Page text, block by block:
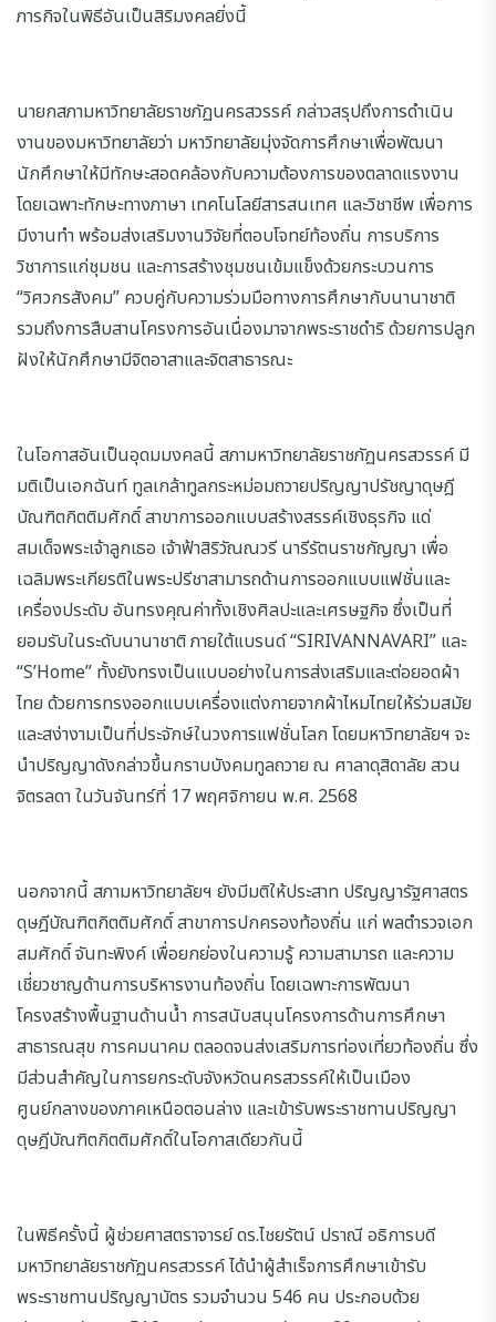
ภารกิจในพิธีอันเป็นสิริมงคลยิ่งนี้
นายกสภามหาวิทยาลัยราชภัฏนครสวรรค์ กล่าวสรุปถึงการดำเนิน
งานของมหาวิทยาลัยว่า มหาวิทยาลัยมุ่งจัดการศึกษาเพื่อพัฒนา
นักศึกษาให้มีทักษะสอดคล้องกับความต้องการของตลาดแรงงาน
โดยเฉพาะทักษะทางภาษา เทคโนโลยีสารสนเทศ และวิชาชีพ เพื่อการ
มีงานทำ พร้อมส่งเสริมงานวิจัยที่ตอบโจทย์ท้องถิ่น การบริการ
วิชาการแก่ชุมชน และการสร้างชุมชนเข้มแข็งด้วยกระบวนการ
“วิศวกรสังคม” ควบคู่กับความร่วมมือทางการศึกษากับนานาชาติ
รวมถึงการสืบสานโครงการอันเนื่องมาจากพระราชดำริ ด้วยการปลูก
ฝังให้นักศึกษามีจิตอาสาและจิตสาธารณะ
ในโอกาสอันเป็นอุดมมงคลนี้ สภามหาวิทยาลัยราชภัฏนครสวรรค์ มี
มติเป็นเอกฉันท์ ทูลเกล้าทูลกระหม่อมถวายปริญญาปรัชญาดุษฎี
บัณฑิตกิตติมศักดิ์ สาขาการออกแบบสร้างสรรค์เชิงธุรกิจ แด่
สมเด็จพระเจ้าลูกเธอ เจ้าฟ้าสิริวัณณวรี นารีรัตนราชกัญญา เพื่อ
เฉลิมพระเกียรติในพระปรีชาสามารถด้านการออกแบบแฟชั่นและ
เครื่องประดับ อันทรงคุณค่าทั้งเชิงศิลปะและเศรษฐกิจ ซึ่งเป็นที่
ยอมรับในระดับนานาชาติ ภายใต้แบรนด์ “SIRIVANNAVARI” และ
“S’Home” ทั้งยังทรงเป็นแบบอย่างในการส่งเสริมและต่อยอดผ้า
ไทย ด้วยการทรงออกแบบเครื่องแต่งกายจากผ้าไหมไทยให้ร่วมสมัย
และสง่างามเป็นที่ประจักษ์ในวงการแฟชั่นโลก โดยมหาวิทยาลัยฯ จะ
นำปริญญาดังกล่าวขึ้นกราบบังคมทูลถวาย ณ ศาลาดุสิดาลัย สวน
จิตรลดา ในวันจันทร์ที่ 17 พฤศจิกายน พ.ศ. 2568
นอกจากนี้ สภามหาวิทยาลัยฯ ยังมีมติให้ประสาท ปริญญารัฐศาสตร
ดุษฎีบัณฑิตกิตติมศักดิ์ สาขาการปกครองท้องถิ่น แก่ พลตำรวจเอก
สมศักดิ์ จันทะพิงค์ เพื่อยกย่องในความรู้ ความสามารถ และความ
เชี่ยวชาญด้านการบริหารงานท้องถิ่น โดยเฉพาะการพัฒนา
โครงสร้างพื้นฐานด้านน้ำ การสนับสนุนโครงการด้านการศึกษา
สาธารณสุข การคมนาคม ตลอดจนส่งเสริมการท่องเที่ยวท้องถิ่น ซึ่ง
มีส่วนสำคัญในการยกระดับจังหวัดนครสวรรค์ให้เป็นเมือง
ศูนย์กลางของภาคเหนือตอนล่าง และเข้ารับพระราชทานปริญญา
ดุษฎีบัณฑิตกิตติมศักดิ์ในโอกาสเดียวกันนี้
ในพิธีครั้งนี้ ผู้ช่วยศาสตราจารย์ ดร.ไชยรัตน์ ปราณี อธิการบดี
มหาวิทยาลัยราชภัฏนครสวรรค์ ได้นำผู้สำเร็จการศึกษาเข้ารับ
พระราชทานปริญญาบัตร รวมจำนวน 546 คน ประกอบด้วย